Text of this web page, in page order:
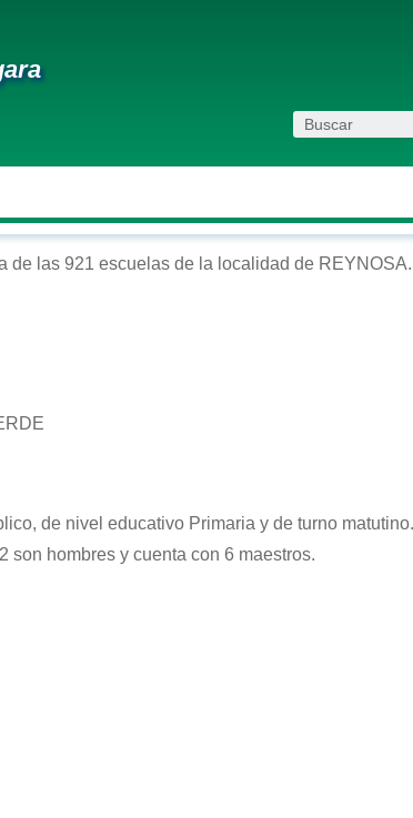
de las 921 escuelas de la localidad de REYNOSA
, de nivel educativo Primaria y de turno matutino.
son hombres y cuenta con 6 maestros.